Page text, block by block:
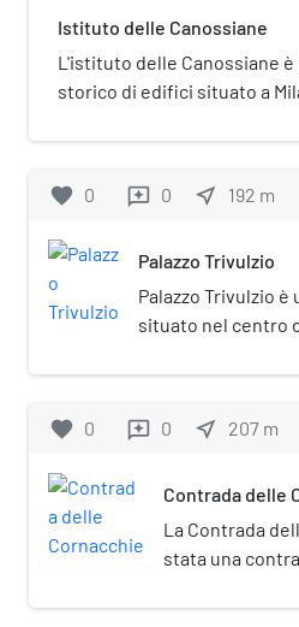
Istituto delle Canossiane
L'istituto delle Canossiane
storico di edifici situato a
favorite 0 reviews 0 near_me 192 m
Palazzo Trivulzio
Palazzo Trivulzio è
situato nel centro
favorite 0 reviews 0 near_me 207 m
Contrada delle
La Contrada
stata una
Ticinese.